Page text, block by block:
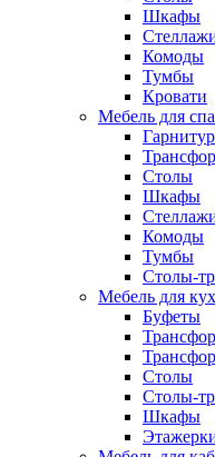
Шкафы
Комоды
Тумбы
Кровати
Мебель для
Столы
Шкафы
Комоды
Тумбы
Столы-
Мебель для
Буфеты
Столы
Столы-
Шкафы